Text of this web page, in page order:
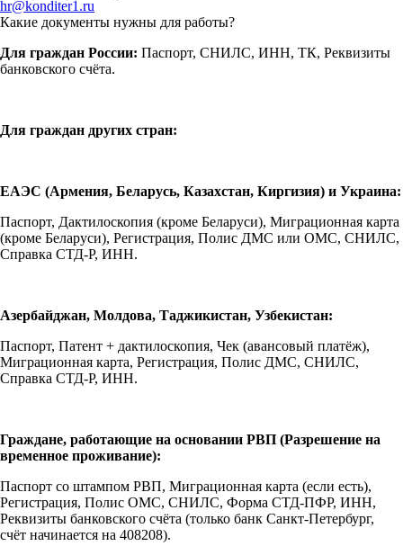
hr@konditer1.ru
Какие документы нужны для работы?
Для граждан России: Паспорт, СНИЛС, ИНН, ТК, Реквизиты
банковского счёта.
Для граждан других стран:
ЕАЭС (Армения, Беларусь, Казахстан, Киргизия) и Украина:
Паспорт, Дактилоскопия (кроме Беларуси), Миграционная карта
(кроме Беларуси), Регистрация, Полис ДМС или ОМС, СНИЛС,
Справка СТД-Р, ИНН.
Азербайджан, Молдова, Таджикистан, Узбекистан:
Паспорт, Патент + дактилоскопия, Чек (авансовый платёж),
Миграционная карта, Регистрация, Полис ДМС, СНИЛС,
Справка СТД-Р, ИНН.
Граждане, работающие на основании РВП (Разрешение на
временное проживание):
Паспорт со штампом РВП, Миграционная карта (если есть),
Регистрация, Полис ОМС, СНИЛС, Форма СТД-ПФР, ИНН,
Реквизиты банковского счёта (только банк Санкт-Петербург,
счёт начинается на 408208).